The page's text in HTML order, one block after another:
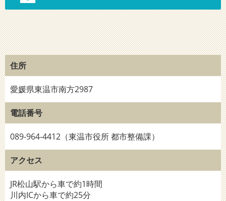
住所
愛媛県東温市南方2987
電話番号
089-964-4412（東温市役所 都市整備課）
アクセス
JR松山駅から車で約1時間
川内ICから車で約25分